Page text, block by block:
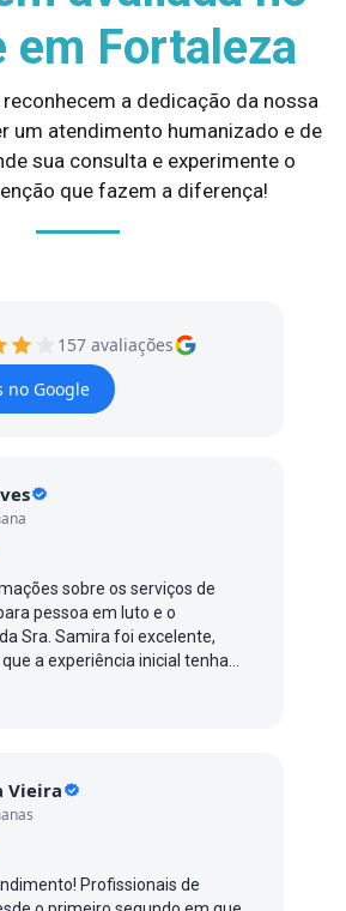
em Fortaleza
a dedicação da nossa
um atendimento humanizado e de
sua consulta e experimente o
que fazem a diferença!
157 avaliações
no Google
sobre os serviços de
pessoa em luto e o
Sra. Samira foi excelente,
a experiência inicial tenha
Vieira
Profissionais de